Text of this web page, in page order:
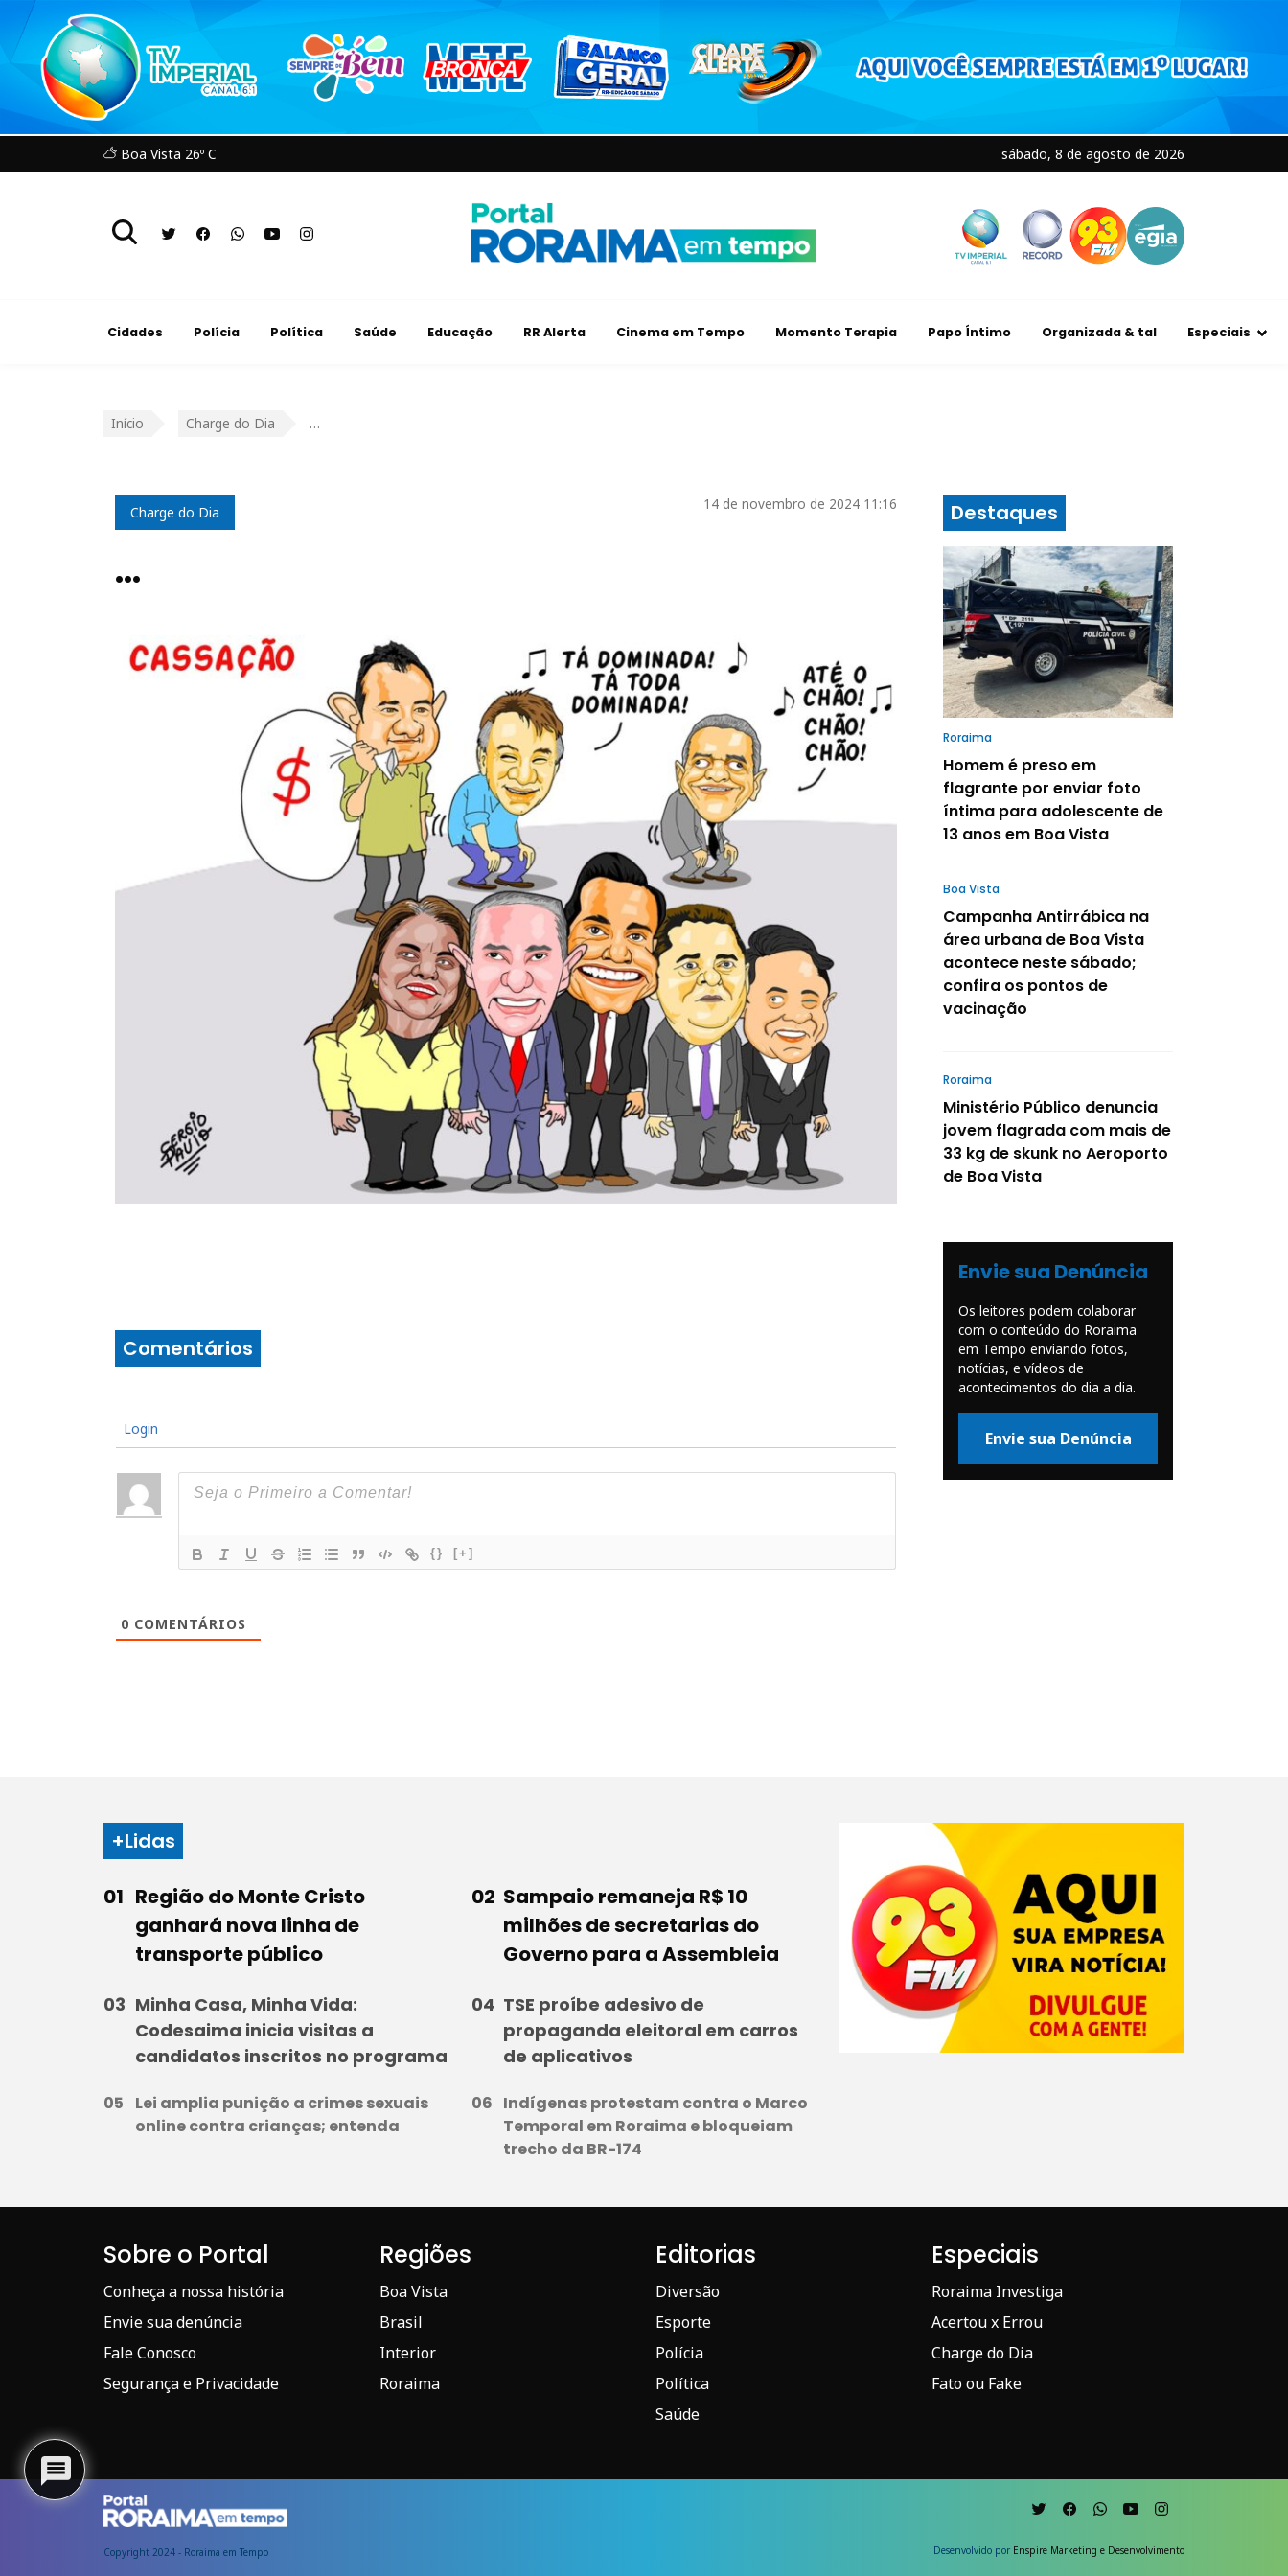
Boa Vista 26º C sábado, 8 de agosto de 2026
Cidades Polícia Política Saúde Educação RR Alerta Cinema em Tempo Momento Terapia Papo Íntimo Organizada & tal Especiais
Início Charge do Dia …
Charge do Dia 14 de novembro de 2024 11:16
…
Comentários
Login
{} [+]
0 COMENTÁRIOS
Destaques
Roraima
Homem é preso em
flagrante por enviar foto
íntima para adolescente de
13 anos em Boa Vista
Boa Vista
Campanha Antirrábica na
área urbana de Boa Vista
acontece neste sábado;
confira os pontos de
vacinação
Roraima
Ministério Público denuncia
jovem flagrada com mais de
33 kg de skunk no Aeroporto
de Boa Vista
Envie sua Denúncia
Os leitores podem colaborar
com o conteúdo do Roraima
em Tempo enviando fotos,
notícias, e vídeos de
acontecimentos do dia a dia.
Envie sua Denúncia
+Lidas
Região do Monte Cristo
ganhará nova linha de
transporte público
Sampaio remaneja R$ 10
milhões de secretarias do
Governo para a Assembleia
Minha Casa, Minha Vida:
Codesaima inicia visitas a
candidatos inscritos no programa
TSE proíbe adesivo de
propaganda eleitoral em carros
de aplicativos
Lei amplia punição a crimes sexuais
online contra crianças; entenda
Indígenas protestam contra o Marco
Temporal em Roraima e bloqueiam
trecho da BR-174
Sobre o Portal
Conheça a nossa história
Envie sua denúncia
Fale Conosco
Segurança e Privacidade
Regiões
Boa Vista
Brasil
Interior
Roraima
Editorias
Diversão
Esporte
Polícia
Política
Saúde
Especiais
Roraima Investiga
Acertou x Errou
Charge do Dia
Fato ou Fake
Copyright 2024 - Roraima em Tempo Desenvolvido por Enspire Marketing e Desenvolvimento